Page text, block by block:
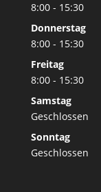
8:00 - 15:30
Donnerstag
8:00 - 15:30
Freitag
8:00 - 15:30
Samstag
Geschlossen
Sonntag
Geschlossen